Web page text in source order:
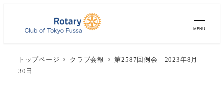
MENU
トップページ クラブ会報
第2587回例会 2023年8月
30日